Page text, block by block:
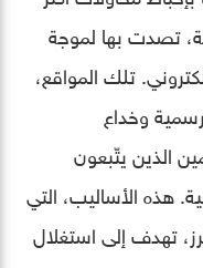
تصدت بها لموجة
تلك المواقع،
وخداع
الذين يتّبعون
هذه الأساليب، التي
تهدف إلى استغلال